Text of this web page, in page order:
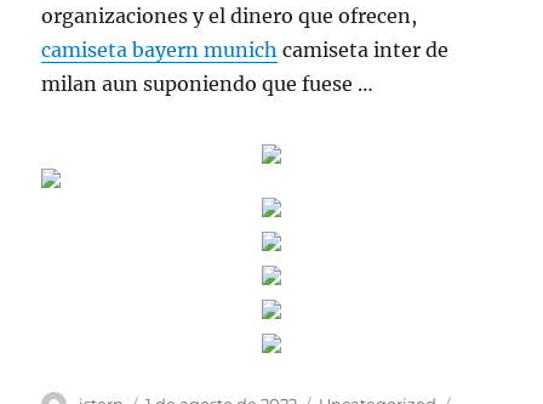
organizaciones y el dinero que ofrecen,
camiseta bayern munich camiseta inter de
milan aun suponiendo que fuese …